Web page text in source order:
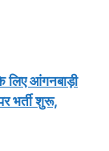
लिए आंगनबाड़ी
भर्ती शुरू,